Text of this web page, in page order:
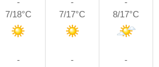
-
7/18°C
-
7/17°C
-
8/17°C
-
-
-